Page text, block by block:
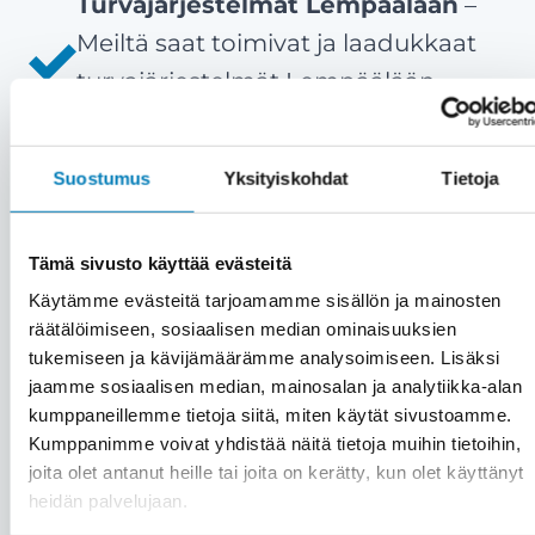
Suostumus Yksityiskohdat Tietoja
Tämä sivusto käyttää evästeitä
Käytämme evästeitä tarjoamamme sisällön ja mainosten
räätälöimiseen, sosiaalisen median ominaisuuksien
tukemiseen ja kävijämäärämme analysoimiseen. Lisäksi
jaamme sosiaalisen median, mainosalan ja analytiikka-alan
kumppaneillemme tietoja siitä, miten käytät sivustoamme.
Kumppanimme voivat yhdistää näitä tietoja muihin tietoihin,
joita olet antanut heille tai joita on kerätty, kun olet käyttänyt
heidän palvelujaan.
Meiltä saat toimivat ja laadukkaat
turvajärjestelmät Lempäälään
kaikki kaikessa– Meille asiakas on
vaan vain aitoon tarpeeseen.
Asiakastyytyväisyytemme on yli 90
%.
Kattavat palvelut saman katon
alta– Kiinteistön turvajärjestelmien
lisäksi saat meiltä kätevästi saman
katon alta muutkin huolto- ja